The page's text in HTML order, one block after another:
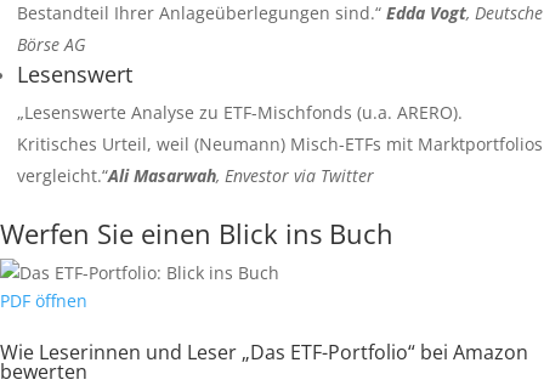
Bestandteil Ihrer Anlageüberlegungen sind.“ Edda Vogt, Deutsche
Börse AG
Lesenswert
„Lesenswerte Analyse zu ETF-Mischfonds (u.a. ARERO).
Kritisches Urteil, weil (Neumann) Misch-ETFs mit Marktportfolios
vergleicht.“Ali Masarwah, Envestor via Twitter
Werfen Sie einen Blick ins Buch
PDF öffnen
Wie Leserinnen und Leser „Das ETF-Portfolio“ bei Amazon
bewerten